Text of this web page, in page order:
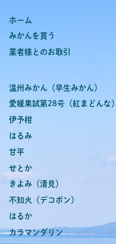
ホーム
みかんを買う
業者様とのお取引
温州みかん（早生みかん）
愛媛果試第28号（紅まどんな）
伊予柑
はるみ
甘平
せとか
きよみ（清見）
不知火（デコポン）
はるか
カラマンダリン